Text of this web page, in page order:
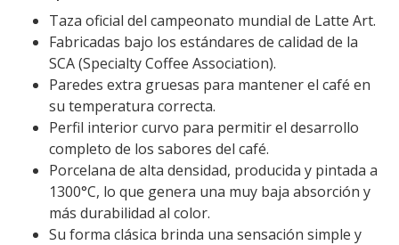
Taza oficial del campeonato mundial de Latte Art.
Fabricadas bajo los estándares de calidad de la
SCA (Specialty Coffee Association).
Paredes extra gruesas para mantener el café en
su temperatura correcta.
Perfil interior curvo para permitir el desarrollo
completo de los sabores del café.
Porcelana de alta densidad, producida y pintada a
1300°C, lo que genera una muy baja absorción y
más durabilidad al color.
Su forma clásica brinda una sensación simple y